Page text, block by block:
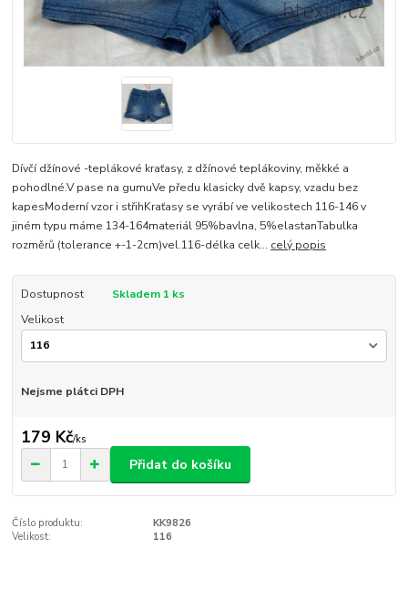
Dívčí džínové -teplákové kraťasy, z džínové teplákoviny, měkké a
pohodlné.V pase na gumuVe předu klasicky dvě kapsy, vzadu bez
kapesModerní vzor i střihKraťasy se vyrábí ve velikostech 116-146 v
jiném typu máme 134-164materiál 95%bavlna, 5%elastanTabulka
rozměrů (tolerance +-1-2cm)vel.116-délka celk... celý popis
Dostupnost
Skladem 1 ks
Velikost
Nejsme plátci DPH
179 Kč/ks
Přidat do košíku
Číslo produktu:
KK9826
Velikost:
116